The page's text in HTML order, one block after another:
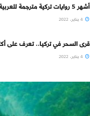
أشهر 5 روايات تركية مترجمة للعربية ينبغي عليك قراءتها
قرى السحر في تركيا.. تعرف على